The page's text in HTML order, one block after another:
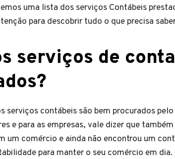
uma lista dos serviços Contábeis
para descobrir tudo o que precisa
serviços de
serviços contábeis são bem procurados
e para as empresas, vale dizer que
um comércio e ainda não encontrou um
para manter o seu comércio em dia.